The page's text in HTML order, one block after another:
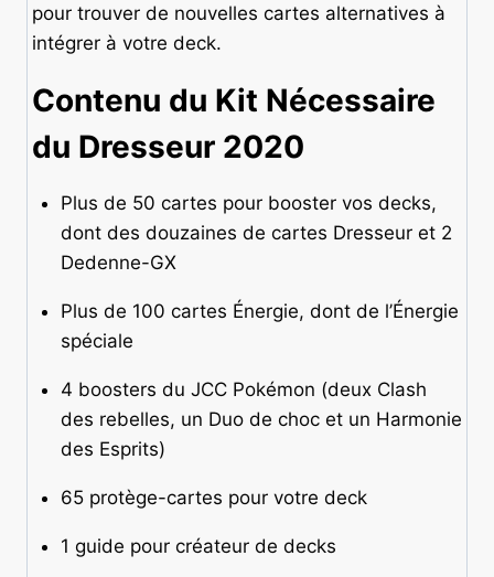
pour trouver de nouvelles cartes alternatives à
intégrer à votre deck.
Contenu du Kit Nécessaire
du Dresseur 2020
Plus de 50 cartes pour booster vos decks,
dont des douzaines de cartes Dresseur et 2
Dedenne-GX
Plus de 100 cartes Énergie, dont de l’Énergie
spéciale
4 boosters du JCC Pokémon (deux Clash
des rebelles, un Duo de choc et un Harmonie
des Esprits)
65 protège-cartes pour votre deck
1 guide pour créateur de decks